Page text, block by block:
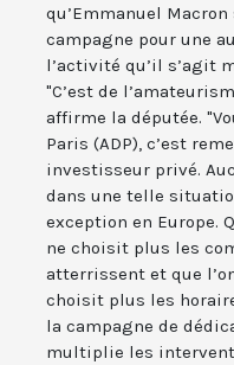
qu’Emmanuel
campagne pour une
l’activité qu’il s’agit
"C’est de
affirme la députée.
Paris (ADP), c’est
investisseur privé.
dans une telle
exception en Europe.
ne choisit plus les
atterrissent et que
choisit plus les
la campagne de
multiplie les